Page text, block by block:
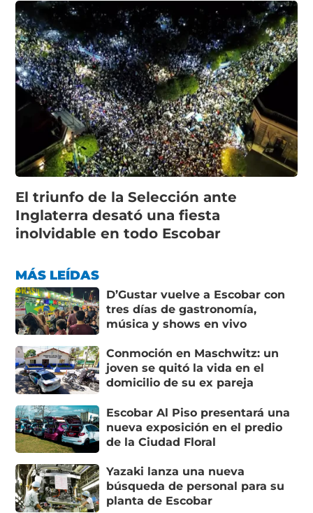
El triunfo de la Selección ante
Inglaterra desató una fiesta
inolvidable en todo Escobar
MÁS LEÍDAS
D’Gustar vuelve a Escobar con
tres días de gastronomía,
música y shows en vivo
Conmoción en Maschwitz: un
joven se quitó la vida en el
domicilio de su ex pareja
Escobar Al Piso presentará una
nueva exposición en el predio
de la Ciudad Floral
Yazaki lanza una nueva
búsqueda de personal para su
planta de Escobar